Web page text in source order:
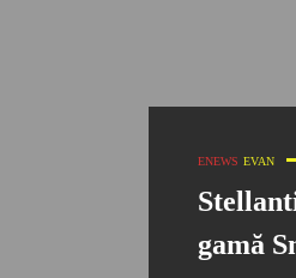
ENEWS EVAN
gamă